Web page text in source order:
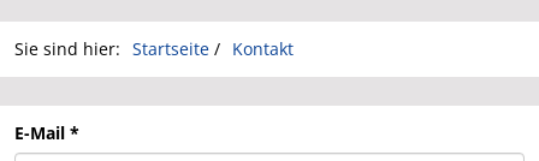
Sie sind hier: Startseite / Kontakt
E-Mail *